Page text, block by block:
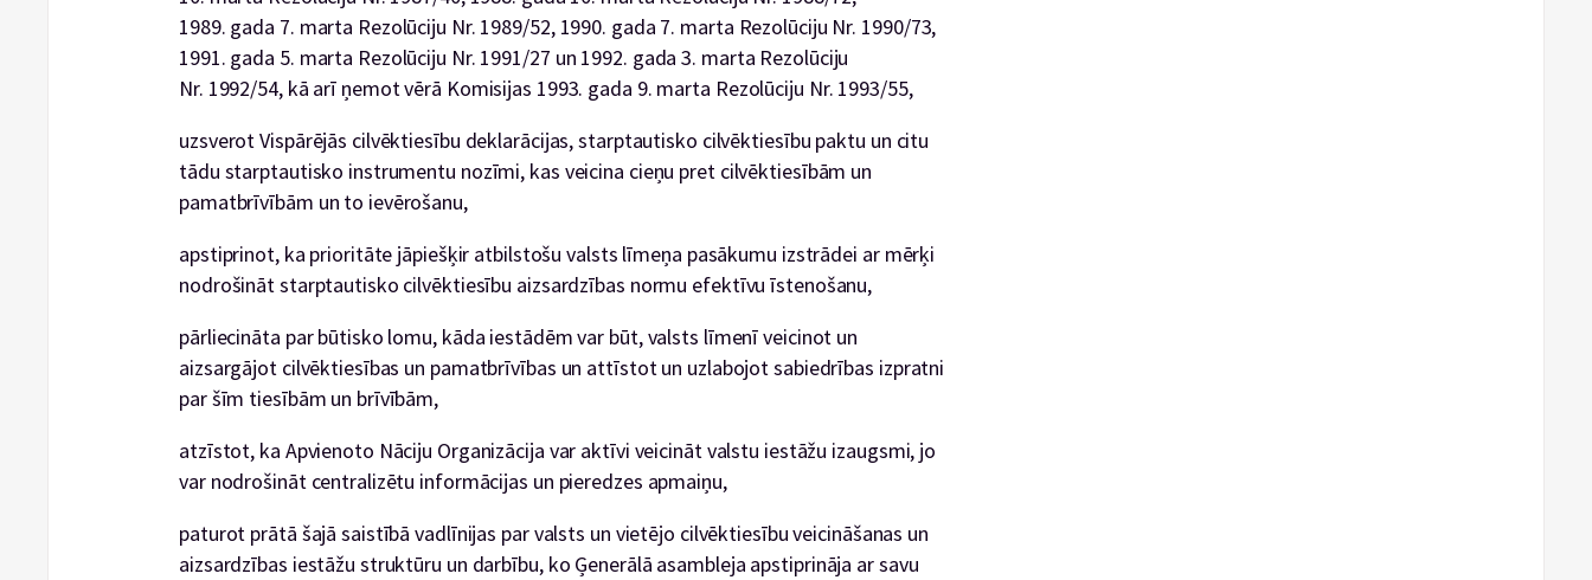
1989. gada 7. marta Rezolūciju Nr. 1989/52, 1990. gada 7. marta Rezolūciju Nr. 1990/73,
1991. gada 5. marta Rezolūciju Nr. 1991/27 un 1992. gada 3. marta Rezolūciju
Nr. 1992/54, kā arī ņemot vērā Komisijas 1993. gada 9. marta Rezolūciju Nr. 1993/55,
uzsverot Vispārējās cilvēktiesību deklarācijas, starptautisko cilvēktiesību paktu un citu
tādu starptautisko instrumentu nozīmi, kas veicina cieņu pret cilvēktiesībām un
pamatbrīvībām un to ievērošanu,
apstiprinot, ka prioritāte jāpiešķir atbilstošu valsts līmeņa pasākumu izstrādei ar mērķi
nodrošināt starptautisko cilvēktiesību aizsardzības normu efektīvu īstenošanu,
pārliecināta par būtisko lomu, kāda iestādēm var būt, valsts līmenī veicinot un
aizsargājot cilvēktiesības un pamatbrīvības un attīstot un uzlabojot sabiedrības izpratni
par šīm tiesībām un brīvībām,
atzīstot, ka Apvienoto Nāciju Organizācija var aktīvi veicināt valstu iestāžu izaugsmi, jo
var nodrošināt centralizētu informācijas un pieredzes apmaiņu,
paturot prātā šajā saistībā vadlīnijas par valsts un vietējo cilvēktiesību veicināšanas un
aizsardzības iestāžu struktūru un darbību, ko Ģenerālā asambleja apstiprināja ar savu